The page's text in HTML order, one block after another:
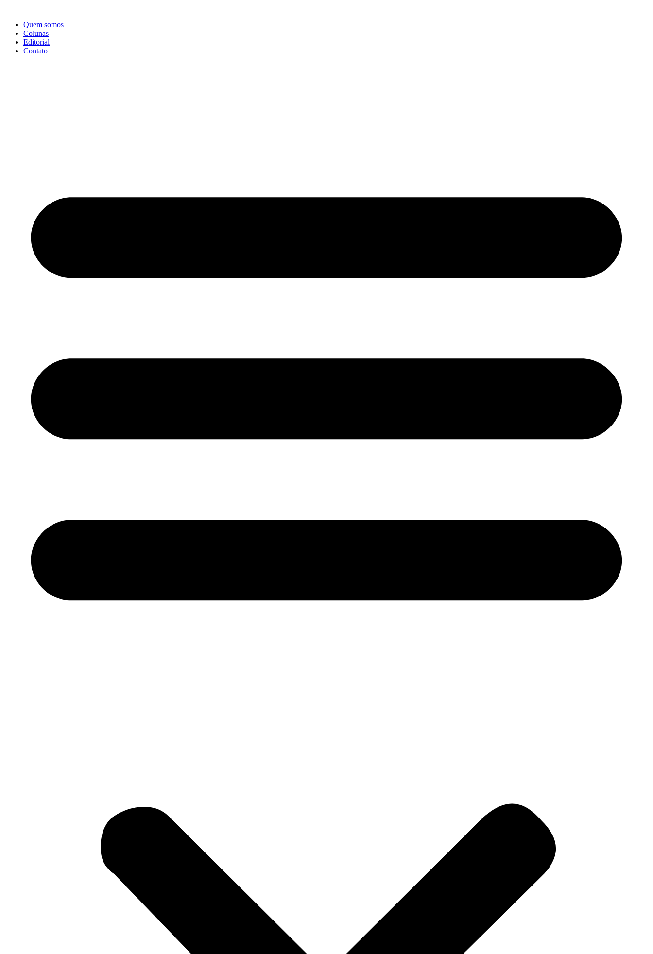
conteúdo
Quem somos
Colunas
Editorial
Contato